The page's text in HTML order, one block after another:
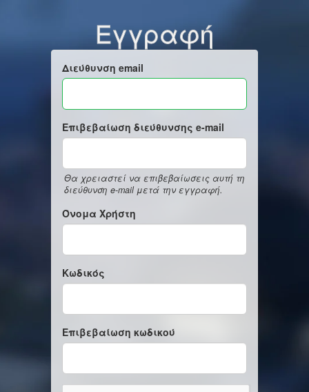
Εγγραφή
Διεύθυνση email
Επιβεβαίωση διεύθυνσης e-mail
Θα χρειαστεί να επιβεβαίωσεις αυτή τη
διεύθυνση e-mail μετά την εγγραφή.
Όνομα Χρήστη
Κωδικός
Επιβεβαίωση κωδικού